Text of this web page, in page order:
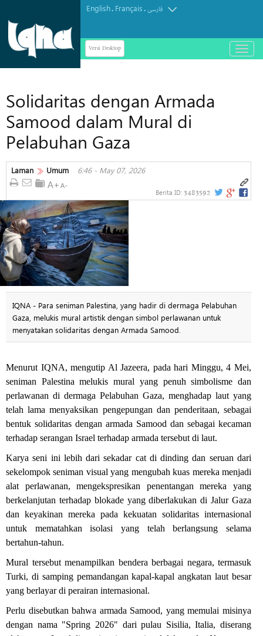
English. Français.فارسی
Versi Desktop
باز
و
Solidaritas dengan Armada
Samood dalam Mural di
Pelabuhan Gaza
Laman Umum 6:46 - May 07, 2026
Berita ID: 3483592
IQNA - Para seniman Palestina, yang hadir di dermaga Pelabuhan
Gaza, melukis mural artistik dengan simbol perlawanan untuk
menyatakan solidaritas dengan Armada Samood.
Menurut IQNA, mengutip Al Jazeera, pada hari Minggu, 4 Mei,
seniman Palestina melukis mural yang penuh simbolisme dan
perlawanan di dermaga Pelabuhan Gaza, menghadap laut yang
telah lama menyaksikan pengepungan dan penderitaan, sebagai
bentuk solidaritas dengan armada Samood dan sebagai kecaman
terhadap serangan Israel terhadap armada tersebut di laut.
Karya seni ini lebih dari sekadar cat di dinding dan seruan dari
sekelompok seniman visual yang mengubah kuas mereka menjadi
alat perlawanan, mengekspresikan penentangan mereka yang
berkelanjutan terhadap blokade yang diberlakukan di Jalur Gaza
dan keyakinan mereka pada kekuatan solidaritas internasional
untuk mematahkan isolasi yang telah berlangsung selama
bertahun-tahun.
Mural tersebut menampilkan bendera berbagai negara, termasuk
Turki, di samping pemandangan kapal-kapal angkatan laut besar
yang berlayar di perairan internasional.
Perlu disebutkan bahwa armada Samood, yang memulai misinya
dengan nama "Spring 2026" dari pulau Sisilia, Italia, diserang